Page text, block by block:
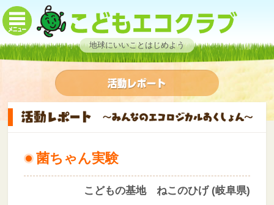
地球にいいことはじめよう
菌ちゃん実験
こどもの基地 ねこのひげ (岐阜県)